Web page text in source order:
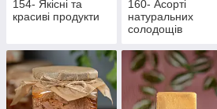
154- Якісні та
красиві продукти
160- Асорті
натуральних
солодощів